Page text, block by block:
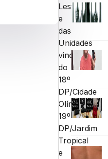
Leste
e
das
Unidades
vinculadas
do
18º
DP/Cidade
Olímpica,
19º
DP/Jardim
Tropical
e